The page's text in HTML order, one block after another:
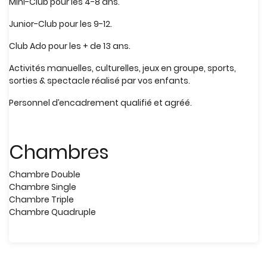
Junior-Club pour les 9-12.
Club Ado pour les + de 13 ans.
Activités manuelles, culturelles, jeux en groupe, sports,
sorties & spectacle réalisé par vos enfants.
Personnel d’encadrement qualifié et agréé.
Chambres
Chambre Double
Chambre Single
Chambre Triple
Chambre Quadruple